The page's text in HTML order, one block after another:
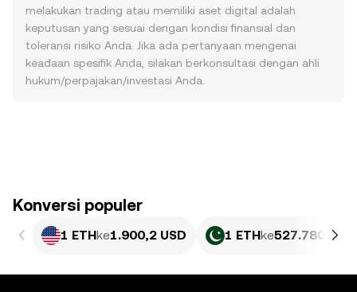
melakukan trading atau memiliki aset digital adalah
keputusan yang sesuai dengan kondisi finansial dan
toleransi risiko Anda. Jika ada pertanyaan mengenai
keadaan spesifik Anda, silakan berkonsultasi dengan ahli
hukum/perpajakan/investasi Anda.
Konversi populer
1 ETHke1.900,2 USD 1 ETHke527.780,55